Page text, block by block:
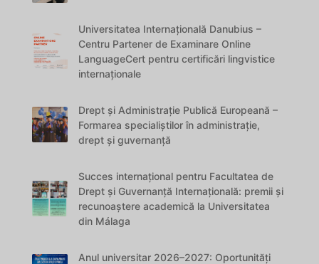
Universitatea Internațională Danubius –
Centru Partener de Examinare Online
LanguageCert pentru certificări lingvistice
internaționale
Drept și Administrație Publică Europeană –
Formarea specialiștilor în administrație,
drept și guvernanță
Succes internațional pentru Facultatea de
Drept și Guvernanță Internațională: premii și
recunoaștere academică la Universitatea
din Málaga
Anul universitar 2026–2027: Oportunități